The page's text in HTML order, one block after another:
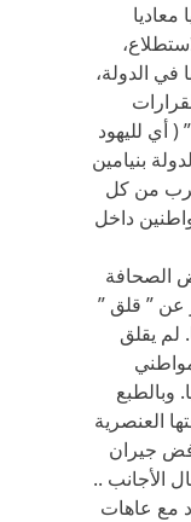
معاديا
في الدولة،
( أي لليهود
بنيامين
من كل
داخل
الصحافة
عن ” قلق ”
لم يقلق
46% من مواطني
وبالطبع
العنصرية
جيران
الأجانب ..
مع عاهات